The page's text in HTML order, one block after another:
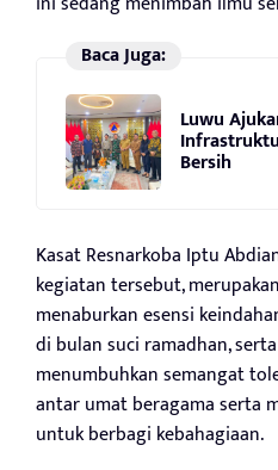
Baca Juga:
Luwu
Bersih
Kasat Resnarkoba Iptu
kegiatan tersebut,
menaburkan esensi
di bulan suci ramadhan,
menumbuhkan semangat
antar umat beragama serta
untuk berbagi kebahagiaan.